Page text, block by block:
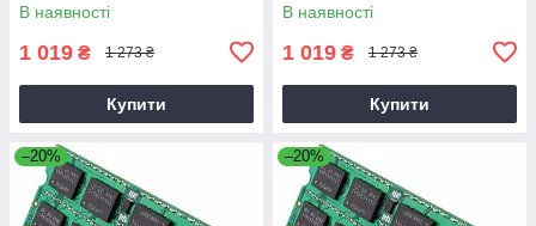
В наявності
1 019 ₴ 1 273 ₴
Купити
В наявності
1 019 ₴ 1 273 ₴
Купити
–20% –20%